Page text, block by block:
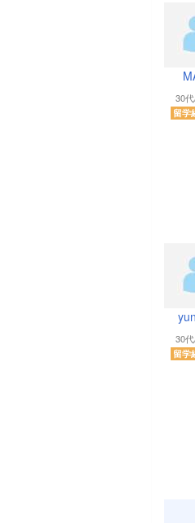
30
留学
30
留学